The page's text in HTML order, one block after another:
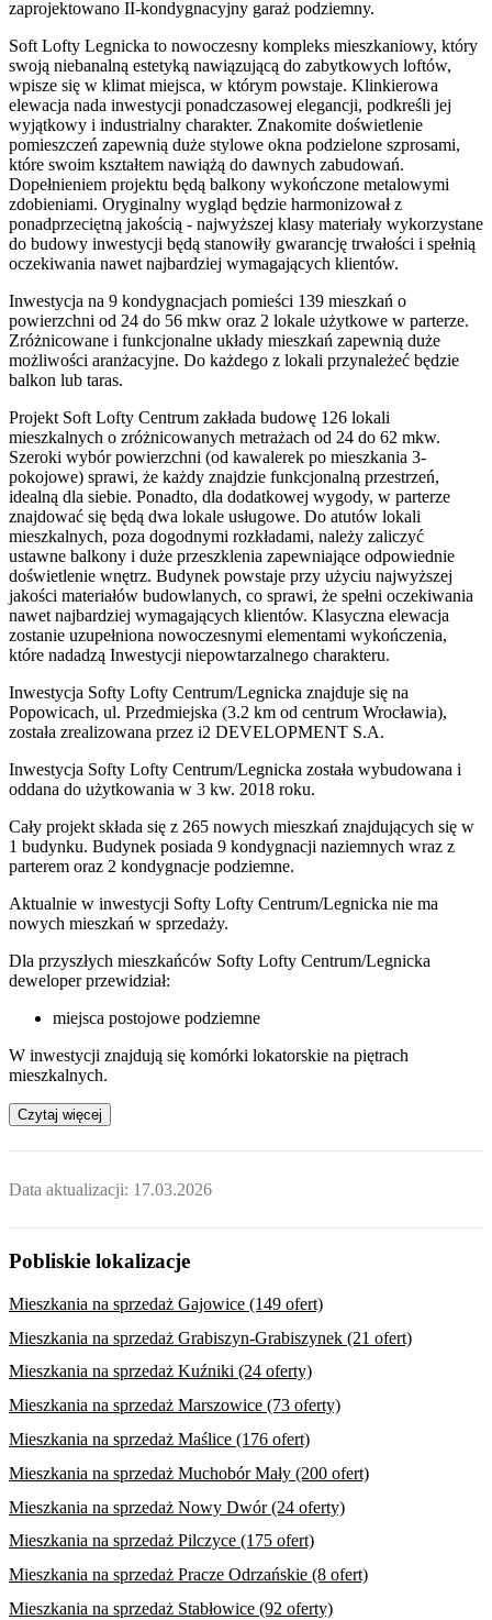
zaprojektowano II-kondygnacyjny garaż podziemny.
Soft Lofty Legnicka to nowoczesny kompleks mieszkaniowy, który
swoją niebanalną estetyką nawiązującą do zabytkowych loftów,
wpisze się w klimat miejsca, w którym powstaje. Klinkierowa
elewacja nada inwestycji ponadczasowej elegancji, podkreśli jej
wyjątkowy i industrialny charakter. Znakomite doświetlenie
pomieszczeń zapewnią duże stylowe okna podzielone szprosami,
które swoim kształtem nawiążą do dawnych zabudowań.
Dopełnieniem projektu będą balkony wykończone metalowymi
zdobieniami. Oryginalny wygląd będzie harmonizował z
ponadprzeciętną jakością - najwyższej klasy materiały wykorzystane
do budowy inwestycji będą stanowiły gwarancję trwałości i spełnią
oczekiwania nawet najbardziej wymagających klientów.
Inwestycja na 9 kondygnacjach pomieści 139 mieszkań o
powierzchni od 24 do 56 mkw oraz 2 lokale użytkowe w parterze.
Zróżnicowane i funkcjonalne układy mieszkań zapewnią duże
możliwości aranżacyjne. Do każdego z lokali przynależeć będzie
balkon lub taras.
Projekt Soft Lofty Centrum zakłada budowę 126 lokali
mieszkalnych o zróżnicowanych metrażach od 24 do 62 mkw.
Szeroki wybór powierzchni (od kawalerek po mieszkania 3-
pokojowe) sprawi, że każdy znajdzie funkcjonalną przestrzeń,
idealną dla siebie. Ponadto, dla dodatkowej wygody, w parterze
znajdować się będą dwa lokale usługowe. Do atutów lokali
mieszkalnych, poza dogodnymi rozkładami, należy zaliczyć
ustawne balkony i duże przeszklenia zapewniające odpowiednie
doświetlenie wnętrz. Budynek powstaje przy użyciu najwyższej
jakości materiałów budowlanych, co sprawi, że spełni oczekiwania
nawet najbardziej wymagających klientów. Klasyczna elewacja
zostanie uzupełniona nowoczesnymi elementami wykończenia,
które nadadzą Inwestycji niepowtarzalnego charakteru.
Inwestycja Softy Lofty Centrum/Legnicka znajduje się na
Popowicach, ul. Przedmiejska (3.2 km od centrum Wrocławia),
została zrealizowana przez i2 DEVELOPMENT S.A.
Inwestycja Softy Lofty Centrum/Legnicka została wybudowana i
oddana do użytkowania w 3 kw. 2018 roku.
Cały projekt składa się z 265 nowych mieszkań znajdujących się w
1 budynku. Budynek posiada 9 kondygnacji naziemnych wraz z
parterem oraz 2 kondygnacje podziemne.
Aktualnie w inwestycji Softy Lofty Centrum/Legnicka nie ma
nowych mieszkań w sprzedaży.
Dla przyszłych mieszkańców Softy Lofty Centrum/Legnicka
deweloper przewidział:
miejsca postojowe podziemne
W inwestycji znajdują się komórki lokatorskie na piętrach
mieszkalnych.
Czytaj więcej
Data aktualizacji: 17.03.2026
Pobliskie lokalizacje
Mieszkania na sprzedaż Gajowice (149 ofert)
Mieszkania na sprzedaż Grabiszyn-Grabiszynek (21 ofert)
Mieszkania na sprzedaż Kuźniki (24 oferty)
Mieszkania na sprzedaż Marszowice (73 oferty)
Mieszkania na sprzedaż Maślice (176 ofert)
Mieszkania na sprzedaż Muchobór Mały (200 ofert)
Mieszkania na sprzedaż Nowy Dwór (24 oferty)
Mieszkania na sprzedaż Pilczyce (175 ofert)
Mieszkania na sprzedaż Pracze Odrzańskie (8 ofert)
Mieszkania na sprzedaż Stabłowice (92 oferty)